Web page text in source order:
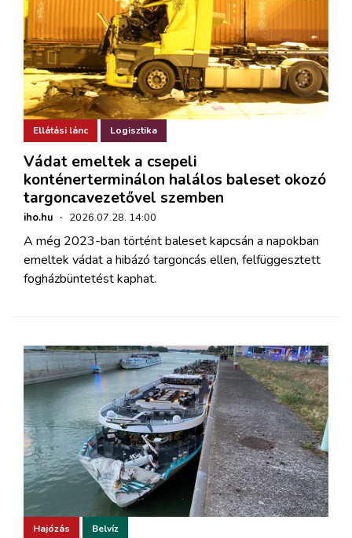
Ellátási lánc Logisztika
Vádat emeltek a csepeli
konténerterminálon halálos baleset okozó
targoncavezetővel szemben
iho.hu · 2026.07.28. 14:00
A még 2023-ban történt baleset kapcsán a napokban
emeltek vádat a hibázó targoncás ellen, felfüggesztett
fogházbüntetést kaphat.
Hajózás Belvíz